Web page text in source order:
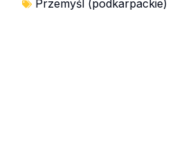
Przemyśl (podkarpackie)